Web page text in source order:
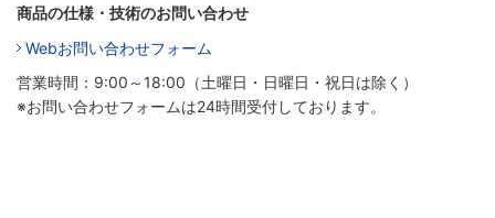
商品の仕様・技術のお問い合わせ
Webお問い合わせフォーム
営業時間：9:00～18:00（土曜日・日曜日・祝日は除く）
※お問い合わせフォームは24時間受付しております。